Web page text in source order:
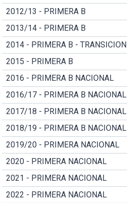
2012/13 - PRIMERA B
2013/14 - PRIMERA B
2014 - PRIMERA B - TRANSICION
2015 - PRIMERA B
2016 - PRIMERA B NACIONAL
2016/17 - PRIMERA B NACIONAL
2017/18 - PRIMERA B NACIONAL
2018/19 - PRIMERA B NACIONAL
2019/20 - PRIMERA NACIONAL
2020 - PRIMERA NACIONAL
2021 - PRIMERA NACIONAL
2022 - PRIMERA NACIONAL